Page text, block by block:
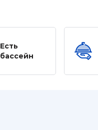
Есть
бассейн